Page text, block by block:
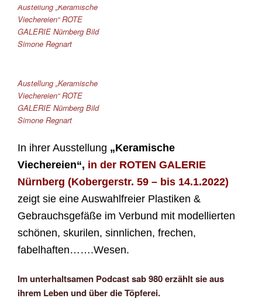
Austellung „Keramische
Viechereien“ ROTE
GALERIE Nürnberg Bild
Simone Regnart
Austellung „Keramische
Viechereien“ ROTE
GALERIE Nürnberg Bild
Simone Regnart
In ihrer Ausstellung „Keramische
Viechereien“, in der ROTEN GALERIE
Nürnberg (Kobergerstr. 59 – bis 14.1.2022)
zeigt sie eine Auswahlfreier Plastiken &
Gebrauchsgefäße im Verbund mit modellierten
schönen, skurilen, sinnlichen, frechen,
fabelhaften…….Wesen.
Im unterhaltsamen Podcast sab 980 erzählt sie aus
ihrem Leben und über die Töpferei.